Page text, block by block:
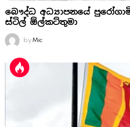
බෞද්ධ අධ්‍යාපනයේ
ස්‌ටිල් ඕල්කට්‌තුමා
by Mic